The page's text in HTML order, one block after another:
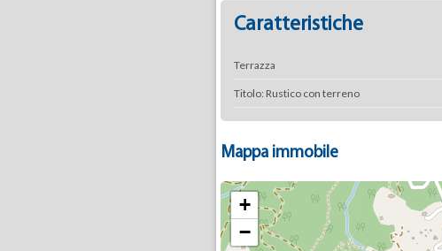
Caratteristiche
Terrazza
Titolo: Rustico con terreno
Mappa immobile
+
−